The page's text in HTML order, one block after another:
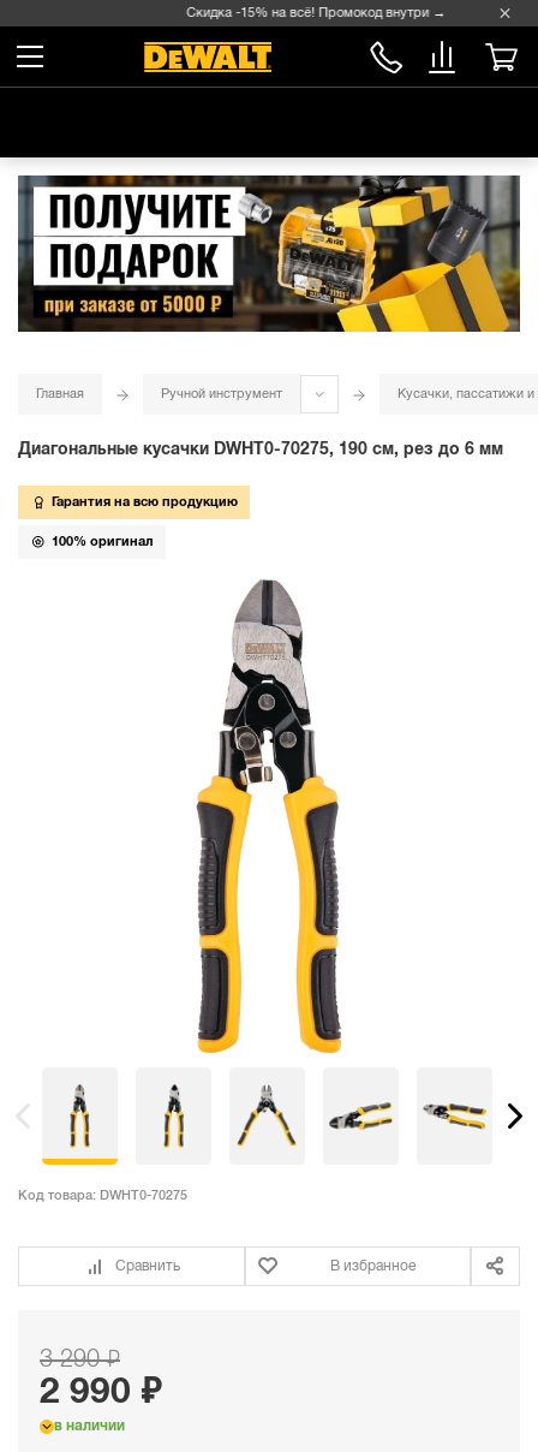
Скидка -15% на всё! Промокод внутри →
Главная Ручной инструмент Кусачки, пассатижи и
Диагональные кусачки DWHT0-70275, 190 см, рез до 6 мм
Гарантия на всю продукцию
100% оригинал
Код товара: DWHT0-70275
Сравнить В избранное
3 290 ₽
2 990 ₽
в наличии